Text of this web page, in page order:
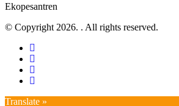
Ekopesantren
© Copyright 2026. . All rights reserved.
Translate »